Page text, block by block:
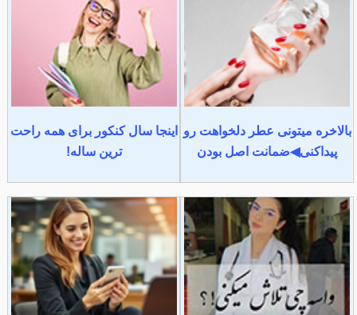
بالاخره میتونی عطر دلخواهت رو
پیداکنی◀ضمانت اصل بودن
اینجا سال کنکور برای همه راحت
ترین ساله!